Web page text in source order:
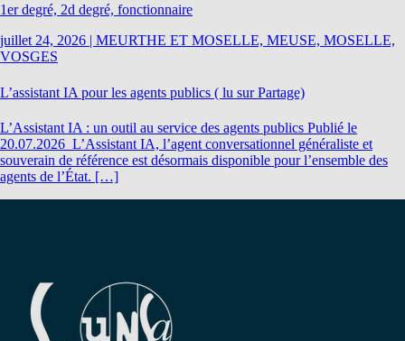
1er degré, 2d degré, fonctionnaire
juillet 24, 2026 | MEURTHE ET MOSELLE, MEUSE, MOSELLE,
VOSGES
L’assistant IA pour les agents publics ( lu sur Partage)
L’Assistant IA : un outil au service des agents publics Publié le
20.07.2026 L’Assistant IA, l’agent conversationnel généraliste et
souverain de référence est désormais disponible pour l’ensemble des
agents de l’État. […]